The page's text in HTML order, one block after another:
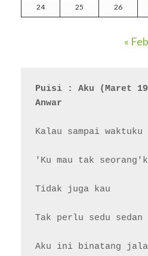
24 25 26
« Feb
Puisi : Aku (Maret
Anwar
Kalau sampai waktuku
'Ku mau tak
Tidak juga kau
Tak perlu sedu
Aku ini binatang